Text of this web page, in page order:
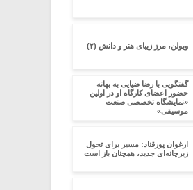
ویولن، مرز زیبای هنر و دانش (۲)
گفتگویی با رضا ضیایی به بهانه
حضور اعضای کارگاه او در اولین
«نمایشگاه تخصصی صنعت
موسیقی»
ارغوان پورقناد: مسیر برای تحول
زیرچانه‌ای جدید، همچنان باز است